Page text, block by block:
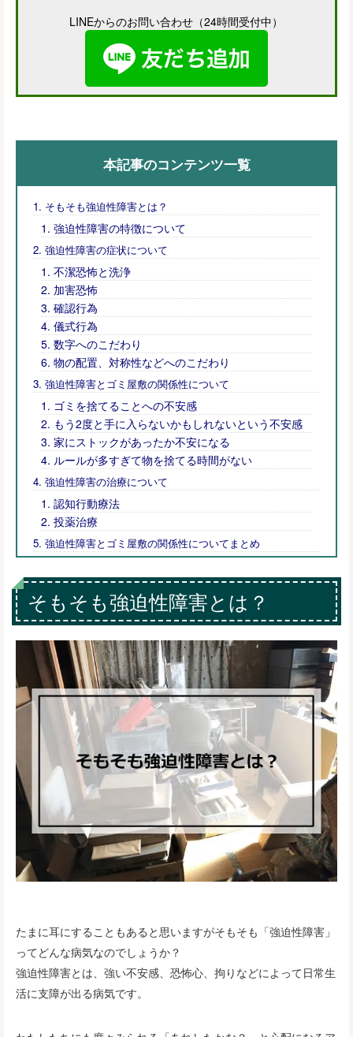
LINEからのお問い合わせ（24時間受付中）
本記事のコンテンツ一覧
そもそも強迫性障害とは？
強迫性障害の特徴について
強迫性障害の症状について
不潔恐怖と洗浄
加害恐怖
確認行為
儀式行為
数字へのこだわり
物の配置、対称性などへのこだわり
強迫性障害とゴミ屋敷の関係性について
ゴミを捨てることへの不安感
もう2度と手に入らないかもしれないという不安感
家にストックがあったか不安になる
ルールが多すぎて物を捨てる時間がない
強迫性障害の治療について
認知行動療法
投薬治療
強迫性障害とゴミ屋敷の関係性についてまとめ
そもそも強迫性障害とは？
たまに耳にすることもあると思いますがそもそも「強迫性障害」
ってどんな病気なのでしょうか？
強迫性障害とは、強い不安感、恐怖心、拘りなどによって日常生
活に支障が出る病気です。